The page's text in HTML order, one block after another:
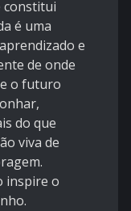
constitui
é uma
e
de onde
o futuro
do que
viva de
inspire o